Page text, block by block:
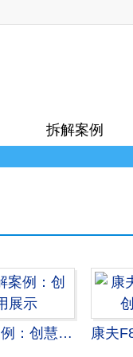
拆解案例
公牛倒计时插座拆解案例：创慧电子电容器应用展示